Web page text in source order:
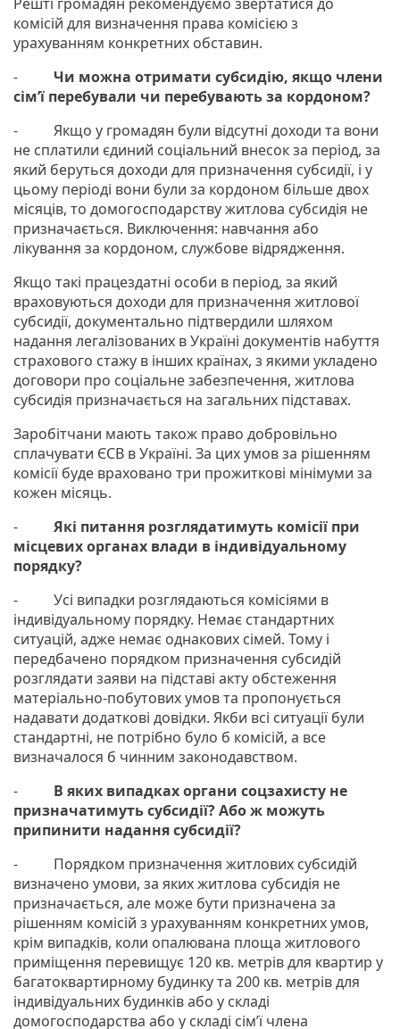
комісій для визначення права комісією з
урахуванням конкретних обставин.
- Чи можна отримати субсидію, якщо члени
сім’ї перебували чи перебувають за кордоном?
- Якщо у громадян були відсутні доходи та вони
не сплатили єдиний соціальний внесок за період, за
який беруться доходи для призначення субсидії, і у
цьому періоді вони були за кордоном більше двох
місяців, то домогосподарству житлова субсидія не
призначається. Виключення: навчання або
лікування за кордоном, службове відрядження.
Якщо такі працездатні особи в період, за який
враховуються доходи для призначення житлової
субсидії, документально підтвердили шляхом
надання легалізованих в Україні документів набуття
страхового стажу в інших країнах, з якими укладено
договори про соціальне забезпечення, житлова
субсидія призначається на загальних підставах.
Заробітчани мають також право добровільно
сплачувати ЄСВ в Україні. За цих умов за рішенням
комісії буде враховано три прожиткові мінімуми за
кожен місяць.
- Які питання розглядатимуть комісії при
місцевих органах влади в індивідуальному
порядку?
- Усі випадки розглядаються комісіями в
індивідуальному порядку. Немає стандартних
ситуацій, адже немає однакових сімей. Тому і
передбачено порядком призначення субсидій
розглядати заяви на підставі акту обстеження
матеріально-побутових умов та пропонується
надавати додаткові довідки. Якби всі ситуації були
стандартні, не потрібно було б комісій, а все
визначалося б чинним законодавством.
- В яких випадках органи соцзахисту не
призначатимуть субсидії? Або ж можуть
припинити надання субсидії?
- Порядком призначення житлових субсидій
визначено умови, за яких житлова субсидія не
призначається, але може бути призначена за
рішенням комісій з урахуванням конкретних умов,
крім випадків, коли опалювана площа житлового
приміщення перевищує 120 кв. метрів для квартир у
багатоквартирному будинку та 200 кв. метрів для
індивідуальних будинків або у складі
домогосподарства або у складі сім’ї члена